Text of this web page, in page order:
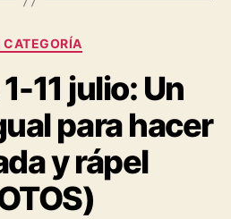
CATEGORÍA
11 julio: Un
para hacer
y rápel